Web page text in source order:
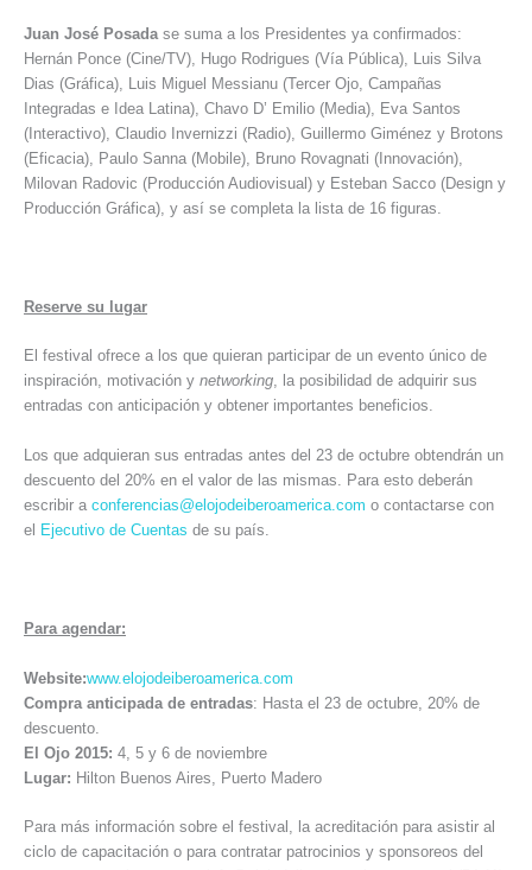
Juan José Posadase suma a los Presidentes ya confirmados:
Hernán Ponce (Cine/TV), Hugo Rodrigues (Vía Pública), Luis Silva
Dias (Gráfica), Luis Miguel Messianu (Tercer Ojo, Campañas
Integradas e Idea Latina), Chavo D’ Emilio (Media), Eva Santos
(Interactivo), Claudio Invernizzi (Radio), Guillermo Giménez y Brotons
(Eficacia), Paulo Sanna (Mobile), Bruno Rovagnati (Innovación),
Milovan Radovic (Producción Audiovisual) y Esteban Sacco (Design y
Producción Gráfica), y así se completa la lista de 16 figuras.
Reserve su lugar
El festival ofrece a los que quieran participar de un evento único de
inspiración, motivación y networking, la posibilidad de adquirir sus
entradas con anticipación y obtener importantes beneficios.
Los que adquieran sus entradas antes del 23 de octubre obtendrán un
descuento del 20% en el valor de las mismas. Para esto deberán
escribir a conferencias@elojodeiberoamerica.com o contactarse con
el Ejecutivo de Cuentas de su país.
Para agendar:
Website:www.elojodeiberoamerica.com
Compra anticipada de entradas: Hasta el 23 de octubre, 20% de
descuento.
El Ojo 2015: 4, 5 y 6 de noviembre
Lugar: Hilton Buenos Aires, Puerto Madero
Para más información sobre el festival, la acreditación para asistir al
ciclo de capacitación o para contratar patrocinios y sponsoreos del